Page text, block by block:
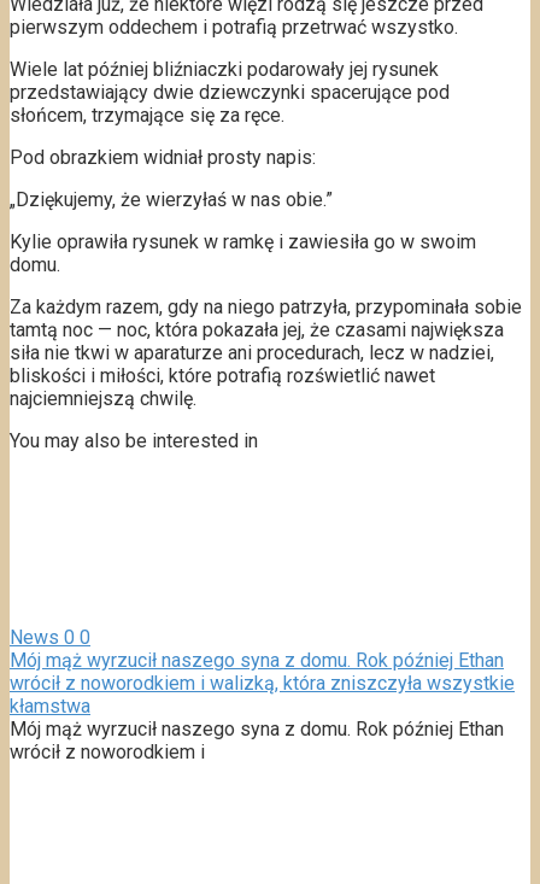
pierwszym oddechem i potrafią przetrwać wszystko.
Wiele lat później bliźniaczki podarowały jej rysunek
przedstawiający dwie dziewczynki spacerujące pod
słońcem, trzymające się za ręce.
Pod obrazkiem widniał prosty napis:
„Dziękujemy, że wierzyłaś w nas obie.”
Kylie oprawiła rysunek w ramkę i zawiesiła go w swoim
domu.
Za każdym razem, gdy na niego patrzyła, przypominała sobie
tamtą noc — noc, która pokazała jej, że czasami największa
siła nie tkwi w aparaturze ani procedurach, lecz w nadziei,
bliskości i miłości, które potrafią rozświetlić nawet
najciemniejszą chwilę.
You may also be interested in
News 0 0
Mój mąż wyrzucił naszego syna z domu. Rok później Ethan
wrócił z noworodkiem i walizką, która zniszczyła wszystkie
kłamstwa
Mój mąż wyrzucił naszego syna z domu. Rok później Ethan
wrócił z noworodkiem i